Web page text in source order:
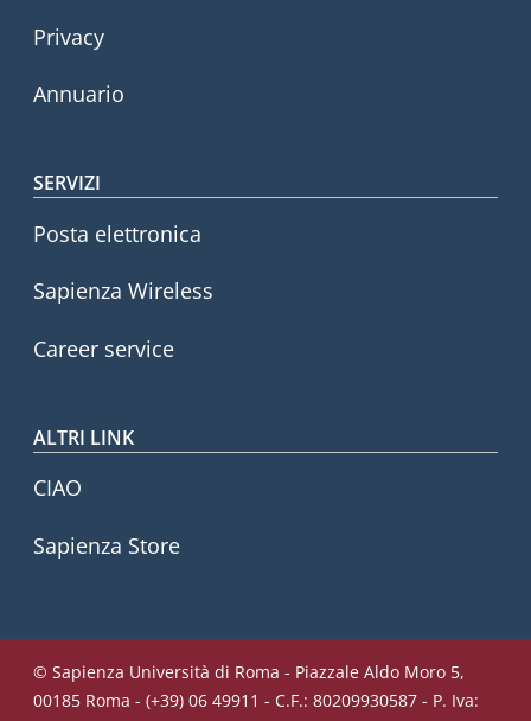
Privacy
Annuario
SERVIZI
Posta elettronica
Sapienza Wireless
Career service
ALTRI LINK
CIAO
Sapienza Store
© Sapienza Università di Roma - Piazzale Aldo Moro 5,
00185 Roma - (+39) 06 49911 - C.F.: 80209930587 - P. Iva: